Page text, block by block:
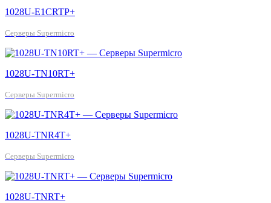
1028U-E1CRTP+
Серверы Supermicro
1028U-TN10RT+
Серверы Supermicro
1028U-TNR4T+
Серверы Supermicro
1028U-TNRT+